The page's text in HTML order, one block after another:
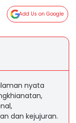
Add Us on Google
nyata
dan kejujuran.